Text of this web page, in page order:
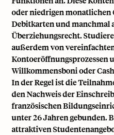
oder niedrigen monatlichen
Debitkarten und manchmal
Überziehungsrecht.
außerdem von
Kontoeröffnungsprozessen
Willkommensboni oder
In der Regel ist die
den Nachweis der
französischen
unter 26 Jahren gebunden.
attraktiven